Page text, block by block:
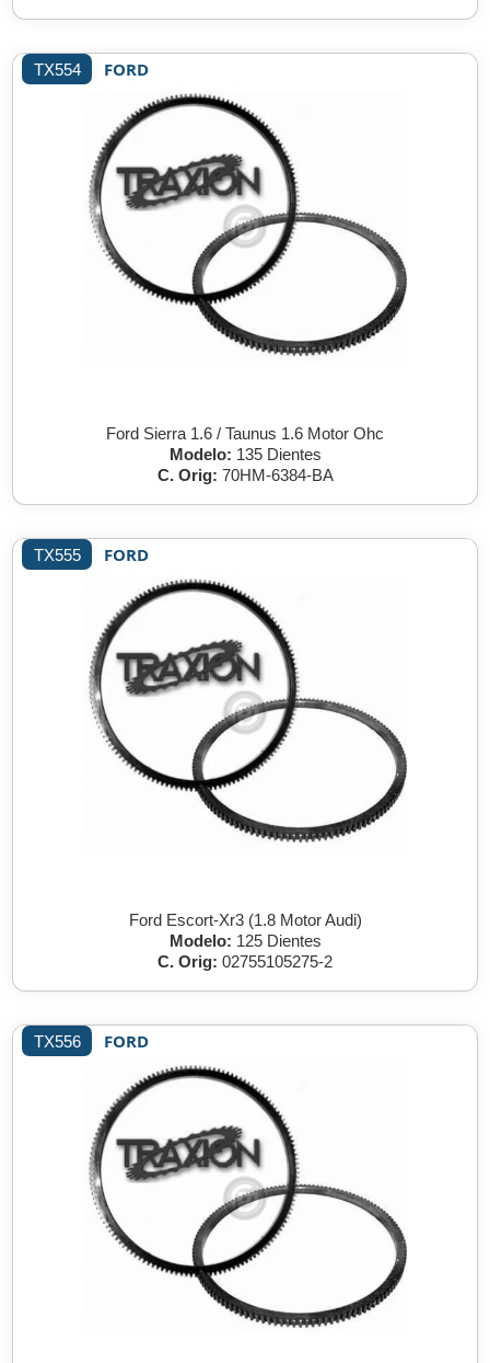
TX554 FORD
Ford Sierra 1.6 / Taunus 1.6 Motor Ohc
Modelo: 135 Dientes
C. Orig: 70HM-6384-BA
TX555 FORD
Ford Escort-Xr3 (1.8 Motor Audi)
Modelo: 125 Dientes
C. Orig: 02755105275-2
TX556 FORD